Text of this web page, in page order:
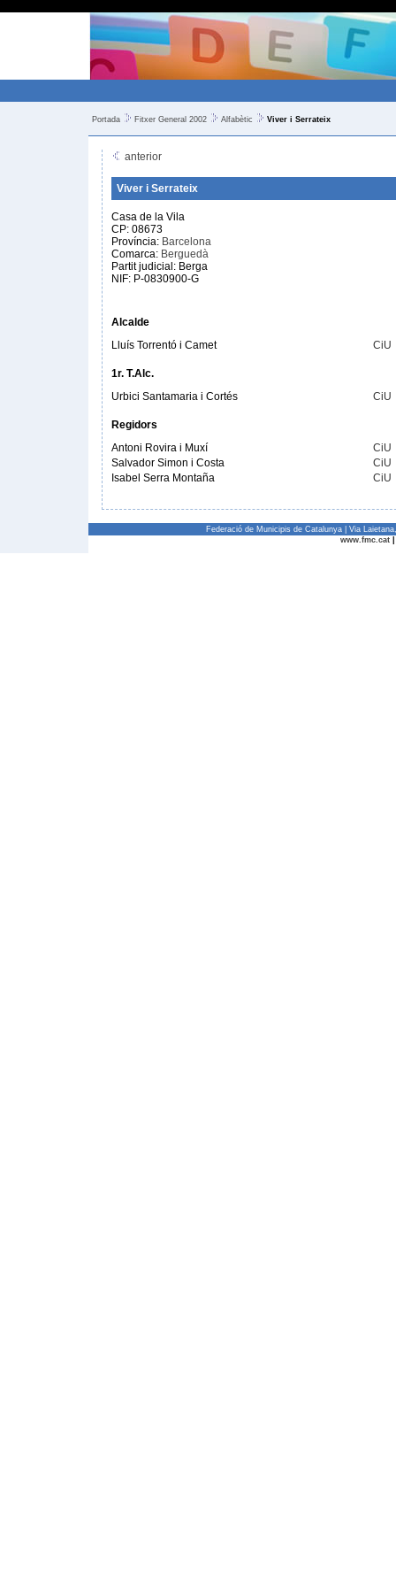
Portada Fitxer General 2002 Alfabètic Viver i Serrateix
anterior
Viver i Serrateix
Casa de la Vila
CP: 08673
Província: Barcelona
Comarca: Berguedà
Partit judicial: Berga
NIF: P-0830900-G
Alcalde
Lluís Torrentó i Camet
CiU
1r. T.Alc.
Urbici Santamaria i Cortés
CiU
Regidors
Antoni Rovira i Muxí
CiU
Salvador Simon i Costa
CiU
Isabel Serra Montaña
CiU
Federació de Municipis de Catalunya | Via
www.fmc.cat